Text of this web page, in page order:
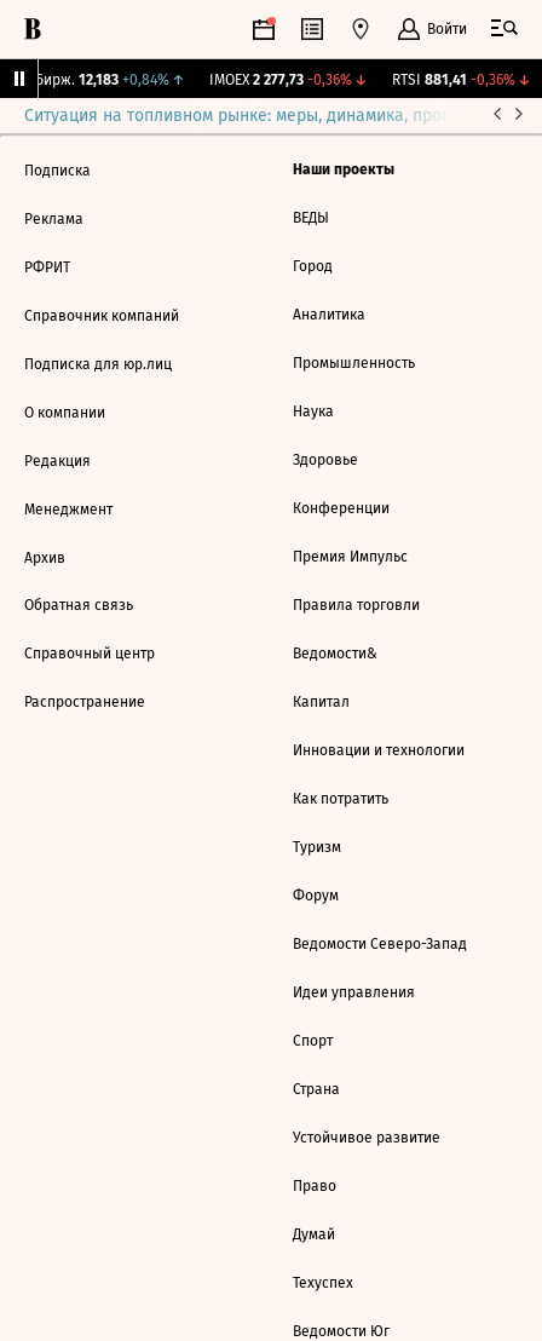
Войти
CNY Бирж. 12,183 +0,84%↑ IMOEX 2 277,73 -0,36%↓ RTSI 881,41 -0,36%↓
Ситуация на топливном рынке: меры, динамика, прогнозы
Подписка
Реклама
РФРИТ
Справочник компаний
Подписка для юр.лиц
О компании
Редакция
Менеджмент
Архив
Обратная связь
Справочный центр
Распространение
Наши проекты
ВЕДЫ
Город
Аналитика
Промышленность
Наука
Здоровье
Конференции
Премия Импульс
Правила торговли
Ведомости&
Капитал
Инновации и технологии
Как потратить
Туризм
Форум
Ведомости Северо-Запад
Идеи управления
Спорт
Страна
Устойчивое развитие
Право
Думай
Техуспех
Ведомости Юг